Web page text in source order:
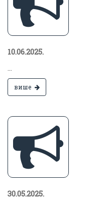
10.06.2025.
...
више
30.05.2025.